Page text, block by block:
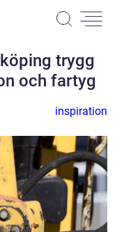
trygg
och fartyg
inspiration